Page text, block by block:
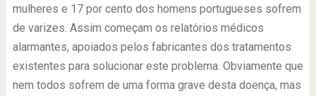
mulheres e 17 por cento dos homens portugueses sofrem
de varizes. Assim começam os relatórios médicos
alarmantes, apoiados pelos fabricantes dos tratamentos
existentes para solucionar este problema. Obviamente que
nem todos sofrem de uma forma grave desta doença, mas